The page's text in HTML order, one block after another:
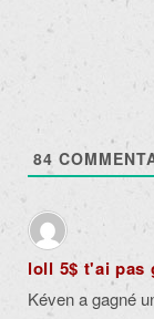
84
loll 5$ t'ai pas
Kéven a gagné